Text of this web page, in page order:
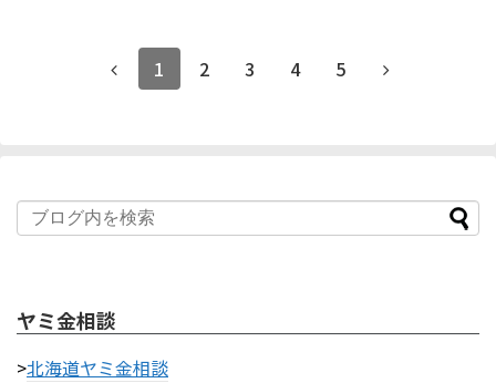
1 2 3 4 5
ヤミ金相談
>北海道ヤミ金相談